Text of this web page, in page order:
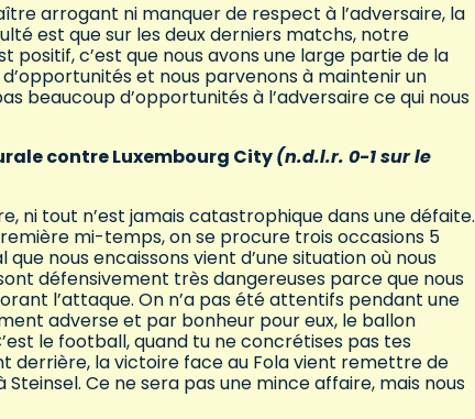
arrogant ni manquer de respect à l’adversaire, la
est que sur les deux derniers matchs, notre
positif, c’est que nous avons une large partie de la
et nous parvenons à maintenir un
beaucoup d’opportunités à l’adversaire ce qui nous
contre Luxembourg City(n.d.l.r. 0-1 sur le
ni tout n’est jamais catastrophique dans une défaite.
mi-temps, on se procure trois occasions 5
nous encaissons vient d’une situation où nous
défensivement très dangereuses parce que nous
l’attaque. On n’a pas été attentifs pendant une
adverse et par bonheur pour eux, le ballon
le football, quand tu ne concrétises pas tes
derrière, la victoire face au Fola vient remettre de
Steinsel. Ce ne sera pas une mince affaire, mais nous